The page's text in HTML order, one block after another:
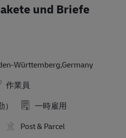
und Briefe
Württemberg,Germany
作業員
一時雇用
Post & Parcel